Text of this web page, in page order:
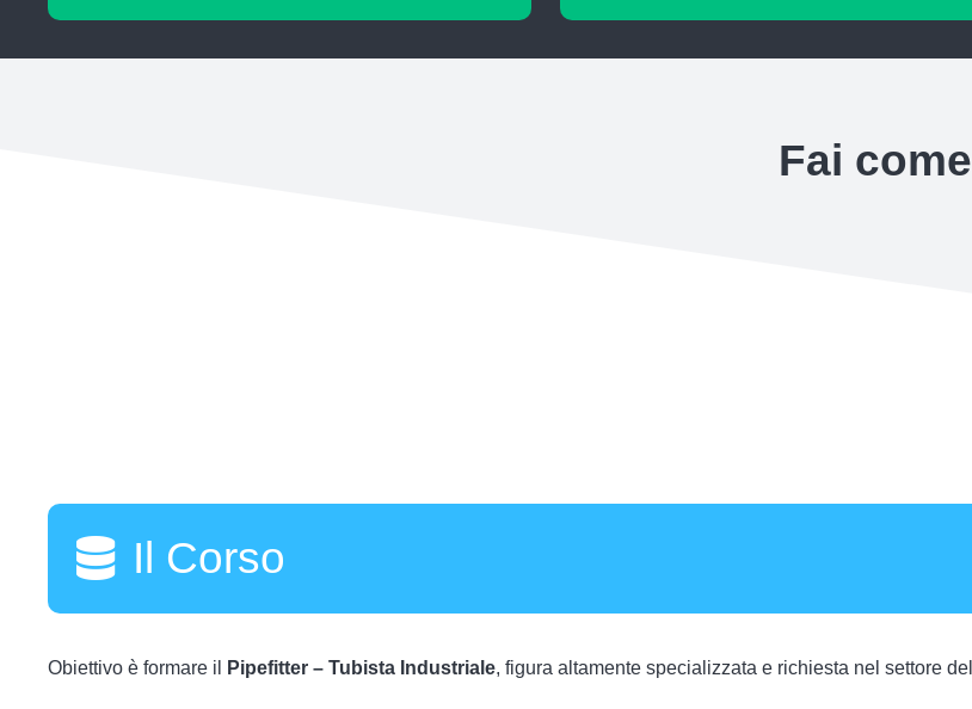
Fai
Il Corso
Obiettivo è formare il Pipefitter – Tubista Industriale, figura altamente specializzata e richiesta nel settore